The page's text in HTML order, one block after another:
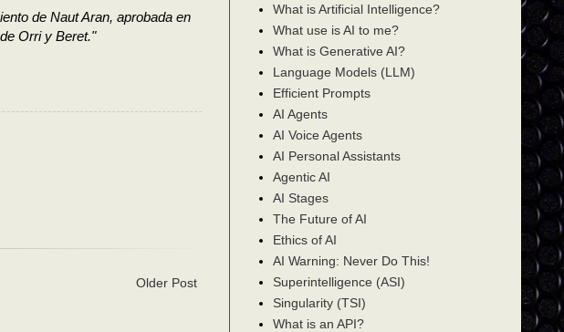
de Naut Aran, aprobada en
Orri y Beret."
Older Post
What is Artificial Intelligence?
What use is AI to me?
What is Generative AI?
Language Models (LLM)
Efficient Prompts
AI Agents
AI Voice Agents
AI Personal Assistants
Agentic AI
AI Stages
The Future of AI
Ethics of AI
AI Warning: Never Do This!
Superintelligence (ASI)
Singularity (TSI)
What is an API?